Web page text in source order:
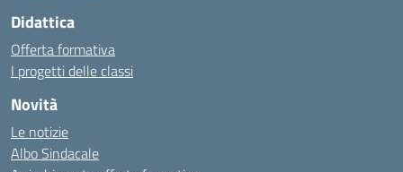
Didattica
Offerta formativa
I progetti delle classi
Novità
Le notizie
Albo Sindacale